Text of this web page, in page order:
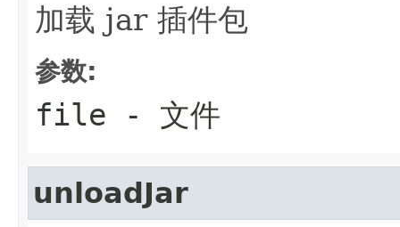
加载 jar 插件包
参数:
file - 文件
unloadJar